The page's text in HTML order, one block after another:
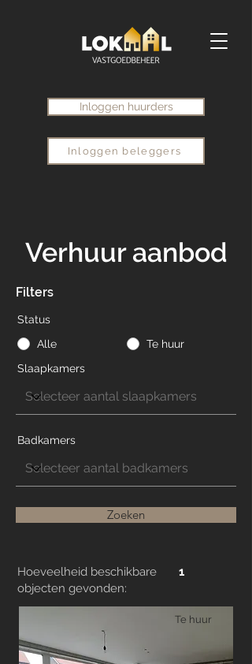
Inloggen huurders
Inloggen beleggers
Verhuur aanbod
Filters
Status
Alle
Te huur
Slaapkamers
Badkamers
Zoeken
Hoeveelheid beschikbare
objecten gevonden:
1
Te huur